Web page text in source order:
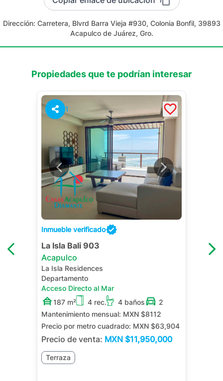
Dirección: Carretera, Blvrd Barra Vieja #930, Colonia Bonfil, 39893
Acapulco de Juárez, Gro.
Propiedades que te podrían interesar
1
Inmueble verificado
La Isla Bali 903
Acapulco
La Isla Residences
Departamento
Acceso Directo al Mar
187 m²
4 rec. 4 baños
2
Mantenimiento mensual: MXN $8112
Precio por metro cuadrado: MXN $63,904
Precio de venta: MXN $11,950,000
Terraza